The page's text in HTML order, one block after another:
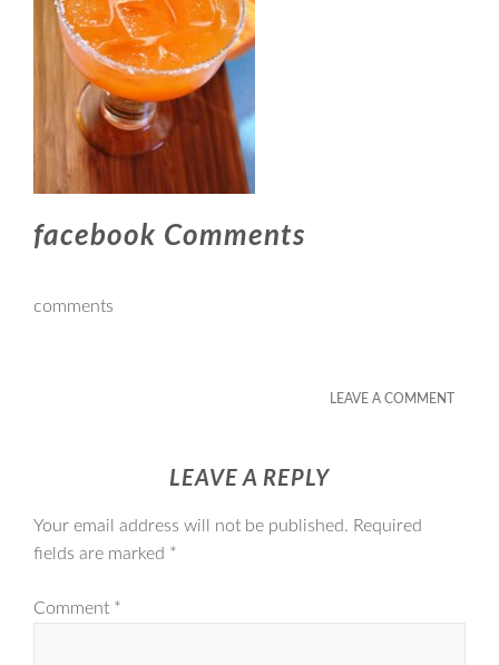
facebook Comments
comments
LEAVE A COMMENT
LEAVE A REPLY
Your email address will not be published. Required
fields are marked *
Comment *